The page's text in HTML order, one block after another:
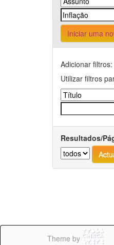
Iniciar uma
Adicionar filtros:
Utilizar filtros
Resultados/
Theme by